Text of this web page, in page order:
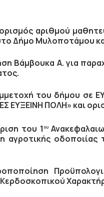
αριθμού
Δήμο Μυλοποτάμου
Βάμβουκα Α. για
του δήμου σε
ΕΥΞΕΙΝΗ ΠΟΛΗ» και
του 1 ου
αγροτικής